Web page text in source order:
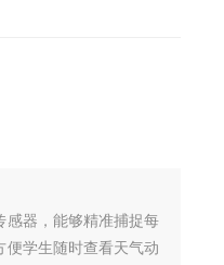
感器，能够精准捕捉每
便学生随时查看天气动